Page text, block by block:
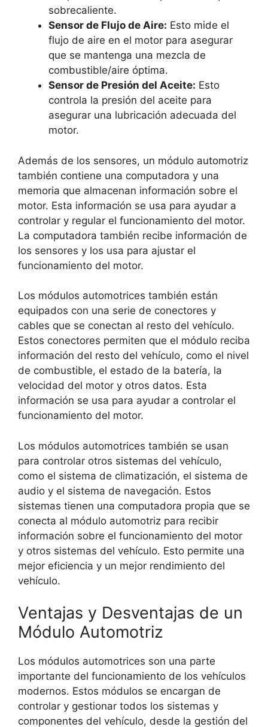
sobrecaliente.
Sensor de Flujo de Aire: Esto mide el
flujo de aire en el motor para asegurar
que se mantenga una mezcla de
combustible/aire óptima.
Sensor de Presión del Aceite: Esto
controla la presión del aceite para
asegurar una lubricación adecuada del
motor.
Además de los sensores, un módulo automotriz
también contiene una computadora y una
memoria que almacenan información sobre el
motor. Esta información se usa para ayudar a
controlar y regular el funcionamiento del motor.
La computadora también recibe información de
los sensores y los usa para ajustar el
funcionamiento del motor.
Los módulos automotrices también están
equipados con una serie de conectores y
cables que se conectan al resto del vehículo.
Estos conectores permiten que el módulo reciba
información del resto del vehículo, como el nivel
de combustible, el estado de la batería, la
velocidad del motor y otros datos. Esta
información se usa para ayudar a controlar el
funcionamiento del motor.
Los módulos automotrices también se usan
para controlar otros sistemas del vehículo,
como el sistema de climatización, el sistema de
audio y el sistema de navegación. Estos
sistemas tienen una computadora propia que se
conecta al módulo automotriz para recibir
información sobre el funcionamiento del motor
y otros sistemas del vehículo. Esto permite una
mejor eficiencia y un mejor rendimiento del
vehículo.
Ventajas y Desventajas de un
Módulo Automotriz
Los módulos automotrices son una parte
importante del funcionamiento de los vehículos
modernos. Estos módulos se encargan de
controlar y gestionar todos los sistemas y
componentes del vehículo, desde la gestión del